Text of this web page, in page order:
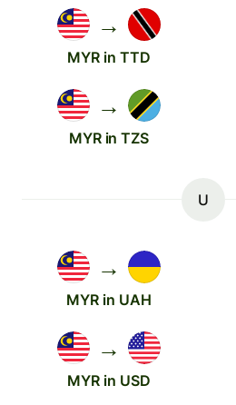
→
MYR in TTD
→
MYR in TZS
U
→
MYR in UAH
→
MYR in USD